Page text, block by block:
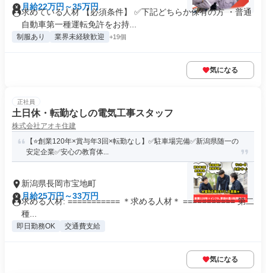
月給22万円～35万円
求めている人材 【必須条件】 ✅下記どちらか保有の方 ・普通
自動車第一種運転免許をお持...
制服あり 業界未経験歓迎 +19個
気になる
正社員
土日休・転勤なしの電気工事スタッフ
株式会社アオキ住建
【⭐️創業120年×賞与年3回×転勤なし】✅駐車場完備✅新潟県随一の
安定企業✅安心の教育体...
新潟県長岡市宝地町
月給25万円～33万円
求める人材: =========== ＊求める人材＊ =========== 第二
種...
即日勤務OK 交通費支給
気になる